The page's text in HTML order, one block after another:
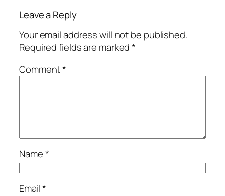
Leave a Reply
Your email address will not be published.
Required fields are marked*
Comment*
Name*
Email*